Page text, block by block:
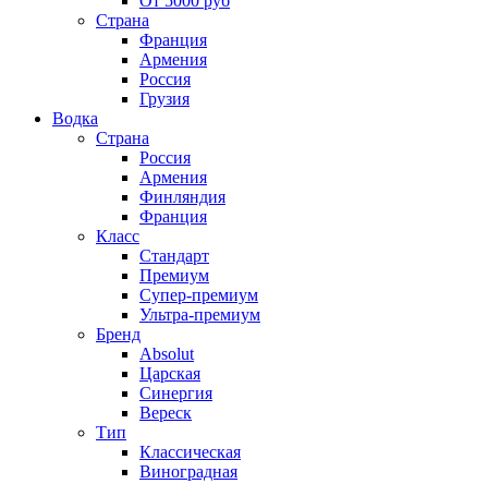
Страна
Франция
Армения
Россия
Грузия
Водка
Страна
Россия
Армения
Финляндия
Франция
Класс
Стандарт
Премиум
Супер-премиум
Ультра-премиум
Бренд
Absolut
Царская
Синергия
Вереск
Тип
Классическая
Виноградная